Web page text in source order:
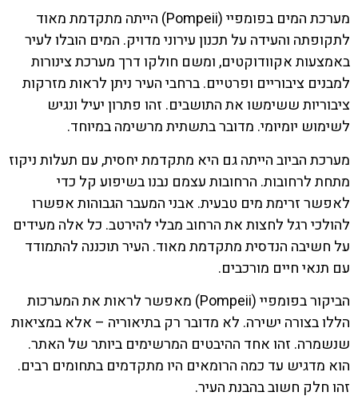
מערכת המים בפומפיי (Pompeii) הייתה מתקדמת מאוד
לתקופתה והעידה על תכנון עירוני מדויק. המים הובלו לעיר
באמצעות אקוודוקטים, ומשם חולקו דרך מערכת צינורות
למבנים ציבוריים ופרטיים. ברחבי העיר ניתן לראות מזרקות
ציבוריות ששימשו את התושבים. זהו פתרון יעיל ונגיש
לשימוש יומיומי. מדובר בתשתית מרשימה במיוחד.
מערכת הביוב הייתה גם היא מתקדמת יחסית, עם תעלות ניקוז
מתחת לרחובות. הרחובות עצמם נבנו בשיפוע קל כדי
לאפשר זרימת מים טבעית. אבני המעבר הגבוהות אפשרו
להולכי רגל לחצות את הרחוב מבלי להירטב. כל אלה מעידים
על חשיבה הנדסית מתקדמת מאוד. העיר תוכננה להתמודד
עם תנאי חיים מורכבים.
הביקור בפומפיי (Pompeii) מאפשר לראות את המערכות
הללו בצורה ישירה. לא מדובר רק בתיאוריה – אלא במציאות
שנשמרה. זהו אחד ההיבטים המרשימים ביותר של האתר.
הוא מדגיש עד כמה הרומאים היו מתקדמים בתחומים רבים.
זהו חלק חשוב בהבנת העיר.